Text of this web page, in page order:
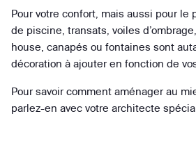
Pour votre confort, mais aussi pour le
de piscine, transats, voiles
house, canapés ou fontaines sont
décoration à ajouter en fonction de
Pour savoir comment aménager au
parlez-en avec votre architecte